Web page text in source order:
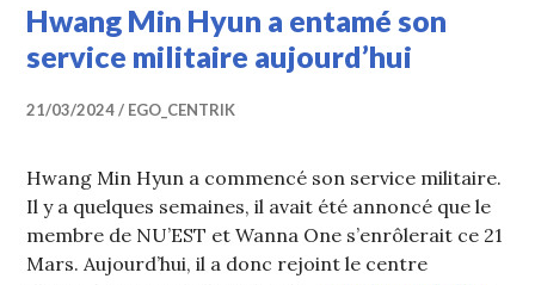
Hwang Min Hyun a entamé son
service militaire aujourd’hui
21/03/2024 EGO_CENTRIK
Hwang Min Hyun a commencé son service militaire.
Il y a quelques semaines, il avait été annoncé que le
membre de NU’EST et Wanna One s’enrôlerait ce 21
Mars. Aujourd’hui, il a donc rejoint le centre